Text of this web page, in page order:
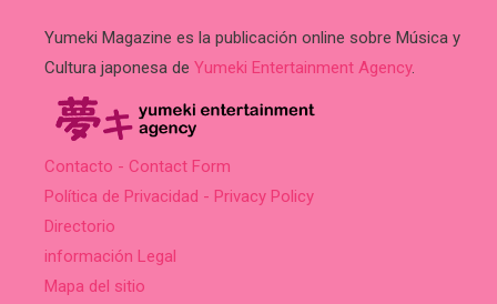
Yumeki Magazine es la publicación online sobre Música y
Cultura japonesa de Yumeki Entertainment Agency.
Contacto - Contact Form
Política de Privacidad - Privacy Policy
Directorio
información Legal
Mapa del sitio